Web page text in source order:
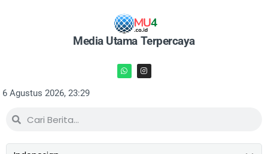
Media Utama Terpercaya
6 Agustus 2026, 23:29